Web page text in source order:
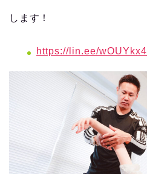
します！
https://lin.ee/wOUYkx4